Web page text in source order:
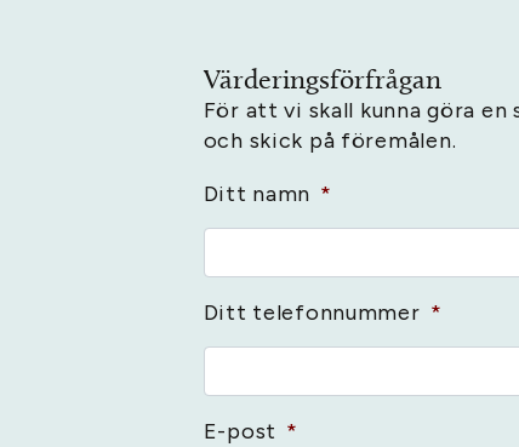
Värderingsförfrågan
För att vi skall kunna göra
och skick på föremålen.
Ditt namn *
Ditt telefonnummer *
E-post *